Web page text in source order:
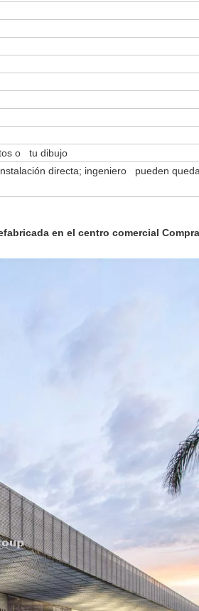
o tu dibujo
directa; ingeniero pueden
en el centro comercial